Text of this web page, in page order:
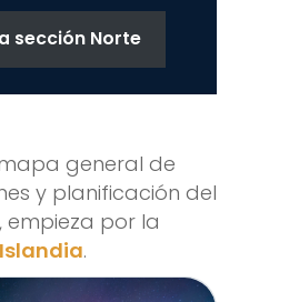
sección Norte
general de
y planificación del
empieza por la
.